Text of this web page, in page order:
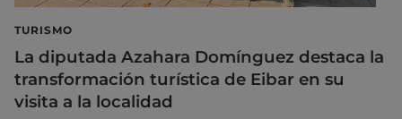
TURISMO
La diputada Azahara Domínguez destaca la
transformación turística de Eibar en su
visita a la localidad